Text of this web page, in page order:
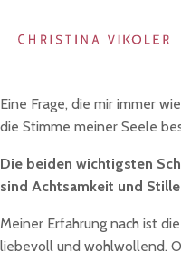
Eine Frage, die mir immer
die Stimme meiner Seele
Die beiden wichtigsten
sind Achtsamkeit und
Meiner Erfahrung nach ist
liebevoll und wohlwollend.